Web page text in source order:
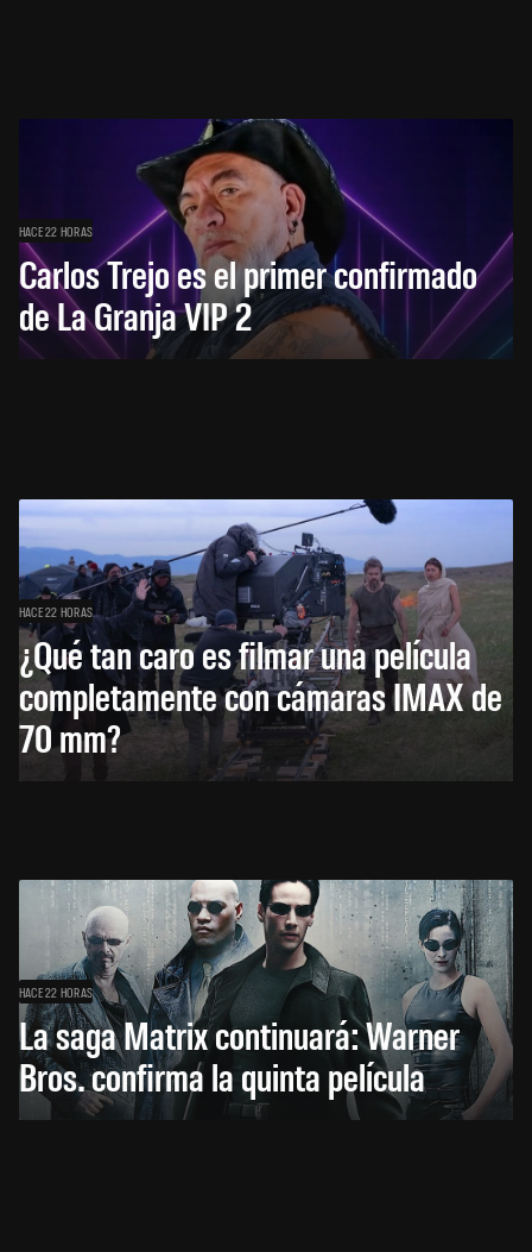
HACE 22 HORAS
Carlos Trejo es el primer confirmado
de La Granja VIP 2
HACE 22 HORAS
¿Qué tan caro es filmar una película
completamente con cámaras IMAX de
70 mm?
HACE 22 HORAS
La saga Matrix continuará: Warner
Bros. confirma la quinta película